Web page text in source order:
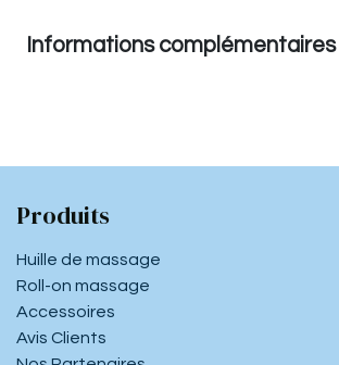
Informations complémentaires
Produits
Huille de massage
Roll-on massage
Accessoires
Avis Clients